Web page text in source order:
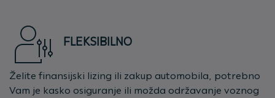
FLEKSIBILNO
Želite finansijski lizing ili zakup automobila, potrebno
Vam je kasko osiguranje ili možda održavanje voznog